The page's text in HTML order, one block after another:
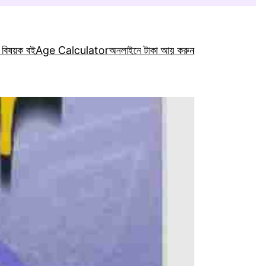
বিষয়ক বইAge Calculatorঅনলাইনে টাকা আয় করুন